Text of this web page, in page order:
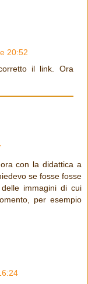
20:52
il link. Ora
con la didattica a
se fosse fosse
immagini di cui
per esempio